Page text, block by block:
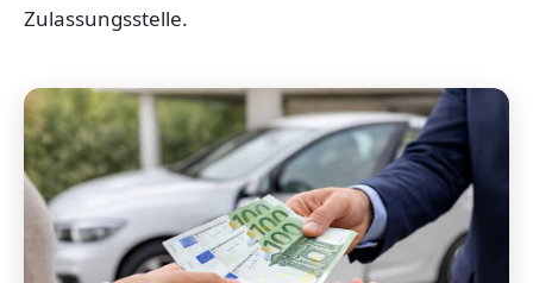
Zulassungsstelle.